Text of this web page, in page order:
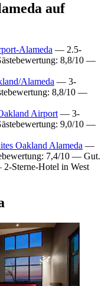
auf
Alameda — 2.5-
8,8/10 —
Alameda — 3-
8,8/10 —
Airport — 3-
9,0/10 —
Oakland Alameda —
7,4/10 — Gut.
Sterne-Hotel in West